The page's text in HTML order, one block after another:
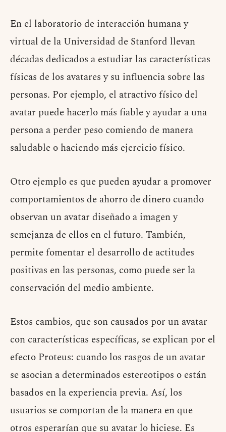
En el laboratorio de interacción humana y
virtual de la Universidad de Stanford llevan
décadas dedicados a estudiar las características
físicas de los avatares y su influencia sobre las
personas. Por ejemplo, el atractivo físico del
avatar puede hacerlo más fiable y ayudar a una
persona a perder peso comiendo de manera
saludable o haciendo más ejercicio físico.
Otro ejemplo es que pueden ayudar a promover
comportamientos de ahorro de dinero cuando
observan un avatar diseñado a imagen y
semejanza de ellos en el futuro. También,
permite fomentar el desarrollo de actitudes
positivas en las personas, como puede ser la
conservación del medio ambiente.
Estos cambios, que son causados por un avatar
con características específicas, se explican por el
efecto Proteus: cuando los rasgos de un avatar
se asocian a determinados estereotipos o están
basados en la experiencia previa. Así, los
usuarios se comportan de la manera en que
otros esperarían que su avatar lo hiciese. Es